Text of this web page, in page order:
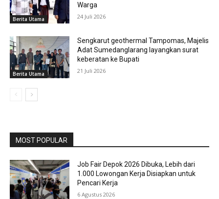
Berita Utama
Warga
24 Juli 2026
Berita Utama
Sengkarut geothermal Tampomas, Majelis
Adat Sumedanglarang layangkan surat
keberatan ke Bupati
21 Juli 2026
MOST POPULAR
Job Fair Depok 2026 Dibuka, Lebih dari
1.000 Lowongan Kerja Disiapkan untuk
Pencari Kerja
6 Agustus 2026